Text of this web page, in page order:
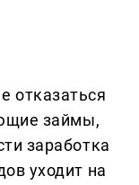
отказаться
займы,
заработка
уходит на